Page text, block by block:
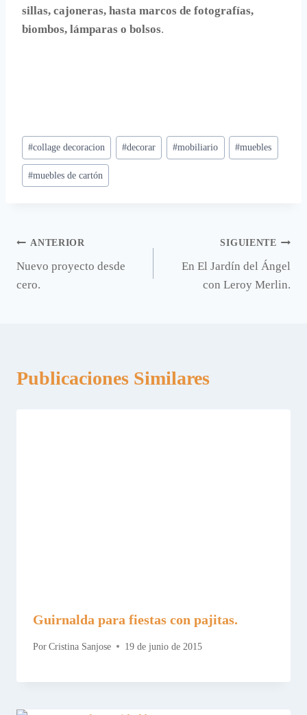
sillas, cajoneras, hasta marcos de fotografías,
biombos, lámparas o bolsos.
Etiquetas
de
la
#collage decoracion #decorar #mobiliario #muebles
#muebles de cartón
Navegación
de
ANTERIOR
Nuevo proyecto desde
cero.
SIGUIENTE
En El Jardín del Ángel
con Leroy Merlin.
Publicaciones Similares
Guirnalda para fiestas con pajitas.
Por Cristina Sanjose 19 de junio de 2015